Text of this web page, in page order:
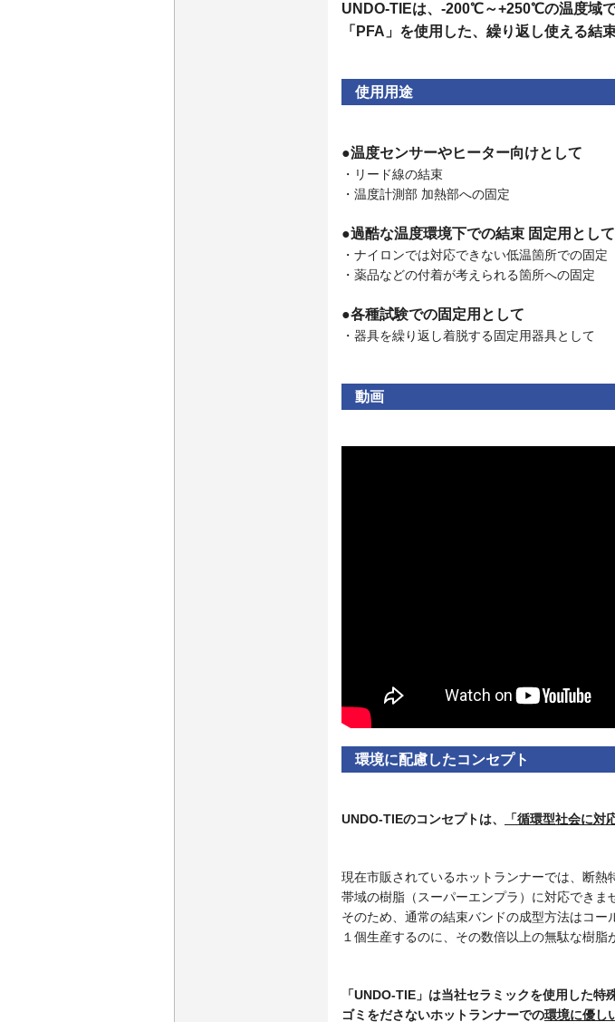
UNDO-TIEは、-200℃～+250℃の温度域
「PFA」を使用した、繰り返し使える結
使用用途
●温度センサーやヒーター向けとして
・リード線の結束
・温度計測部 加熱部への固定
●過酷な温度環境下での結束 固定用として
・ナイロンでは対応できない低温箇所での固定
・薬品などの付着が考えられる箇所への固定
●各種試験での固定用として
・器具を繰り返し着脱する固定用器具として
動画
環境に配慮したコンセプト
UNDO-TIEのコンセプトは、 「循環型社会に対
現在市販されているホットランナーでは、断
帯域の樹脂（スーパーエンプラ）に対応できま
そのため、通常の結束バンドの成型方法はコ
１個生産するのに、その数倍以上の無駄な樹脂
「UNDO-TIE」は当社セラミックを使用した特
ゴミをださないホットランナーでの環境に優し